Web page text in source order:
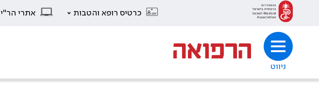
כרטיס רופא והטבות אתרי הר"י
ניווט